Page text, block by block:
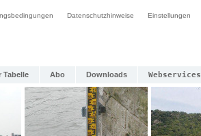
Datenschutzhinweise Einstellungen
Tabelle Abo Downloads Webservices